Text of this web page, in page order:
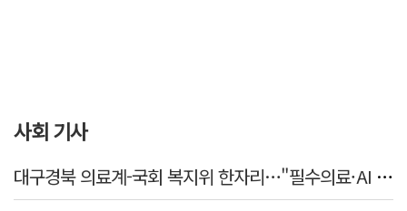
사회 기사
대구경북 의료계-국회 복지위 한자리…"필수의료·AI 바이오 협력 강화"